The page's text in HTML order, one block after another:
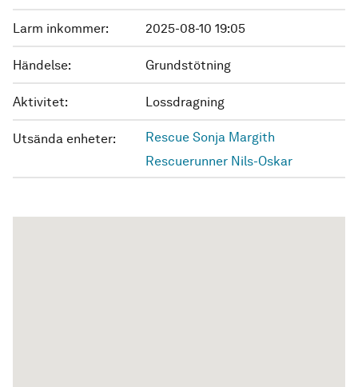
Larm inkommer: 2025-08-10 19:05
Händelse: Grundstötning
Aktivitet: Lossdragning
Utsända enheter:
Rescue Sonja Margith
Rescuerunner Nils-Oskar